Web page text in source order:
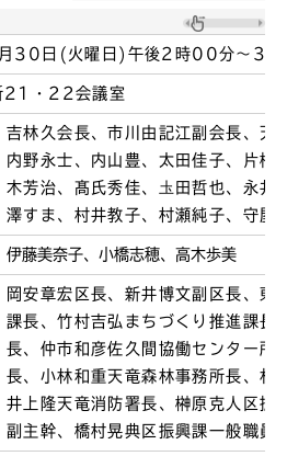
30日(火曜日)午後2時00分～3
21・22会議室
吉林久会長、市川由記江副会長、天
内野永士、内山豊、太田佳子、片桐
木芳治、髙氏秀佳、圡田哲也、永井
澤すま、村井教子、村瀬純子、守屋
伊藤美奈子、小橋志穂、高木歩美
岡安章宏区長、新井博文副区長、東
課長、竹村吉弘まちづくり推進課長
長、仲市和彦佐久間協働センター所
長、小林和重天竜森林事務所長、杉
井上隆天竜消防署長、榊原克人区振
副主幹、橋村晃典区振興課一般職員